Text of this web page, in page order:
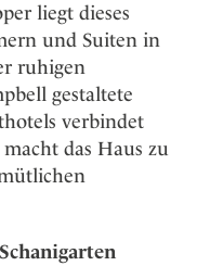
liegt dieses
und Suiten in
ruhigen
gestaltete
verbindet
das Haus zu